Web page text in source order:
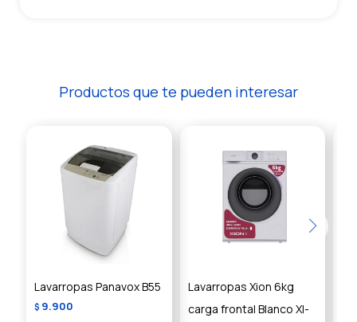
Productos que te pueden interesar
Lavarropas Panavox B55
$ 9.900
Lavarropas Xion 6kg
carga frontal Blanco XI-